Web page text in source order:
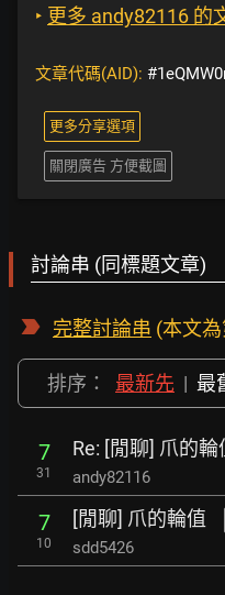
‣ 更多 andy82116 的
文章代碼(AID):
更多分享選項
關閉廣告 方便截圖
討論串 (同標題文章)
完整討論串 (本文為
排序： 最新先 | 最
7
31
Re: [閒聊] 爪的輪
andy82116
7
10
[閒聊] 爪的輪值
sdd5426